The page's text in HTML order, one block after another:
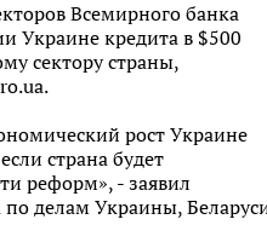
Всемирного банка
Украине кредита в $500
сектору страны,
рост Украине
страна будет
реформ», - заявил
делам Украины,